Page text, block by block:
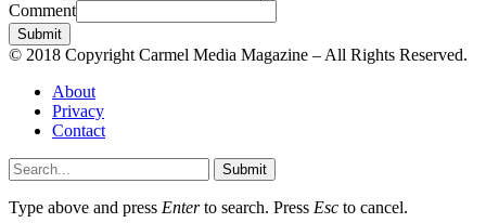
Comment
Submit
© 2018 Copyright Carmel Media Magazine – All Rights Reserved.
About
Privacy
Contact
Submit
Type above and press Enterto search. Press Esc to cancel.